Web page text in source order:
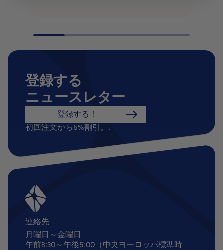
登録する
ニュースレター
登録する！
初回注文から5%割引。.
連絡先
月曜日～金曜日
午前8:30～午後5:00（中央ヨーロッパ標準時